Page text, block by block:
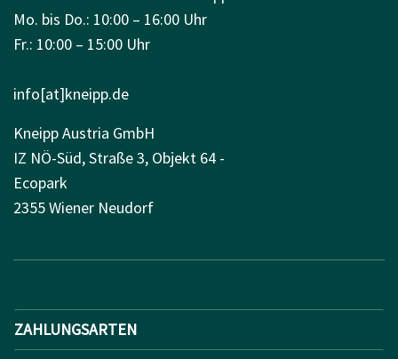
Mo. bis Do.: 10:00 – 16:00 Uhr
Fr.: 10:00 – 15:00 Uhr
info[at]kneipp.de
Kneipp Austria GmbH
IZ NÖ-Süd, Straße 3, Objekt 64 -
Ecopark
2355 Wiener Neudorf
ZAHLUNGSARTEN